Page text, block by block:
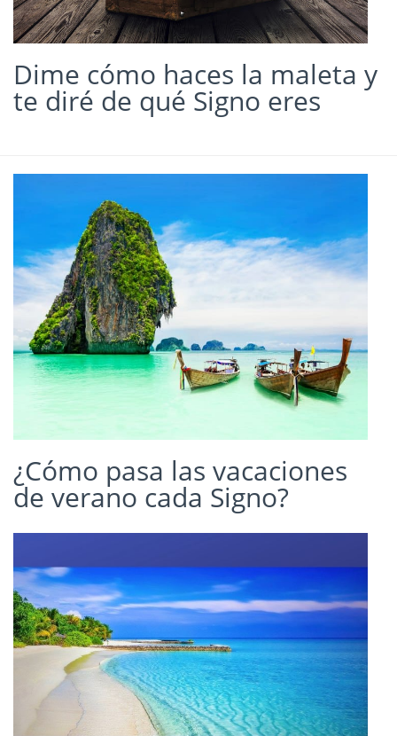
Dime cómo haces la maleta y
te diré de qué Signo eres
¿Cómo pasa las vacaciones
de verano cada Signo?